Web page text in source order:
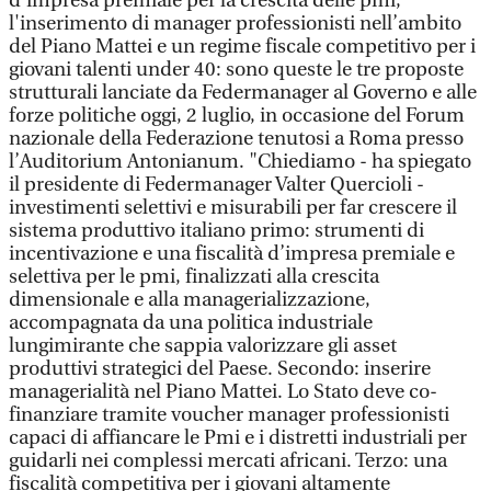
l'inserimento di manager professionisti nell’ambito
del Piano Mattei e un regime fiscale competitivo per i
giovani talenti under 40: sono queste le tre proposte
strutturali lanciate da Federmanager al Governo e alle
forze politiche oggi, 2 luglio, in occasione del Forum
nazionale della Federazione tenutosi a Roma presso
l’Auditorium Antonianum. "Chiediamo - ha spiegato
il presidente di Federmanager Valter Quercioli -
investimenti selettivi e misurabili per far crescere il
sistema produttivo italiano primo: strumenti di
incentivazione e una fiscalità d’impresa premiale e
selettiva per le pmi, finalizzati alla crescita
dimensionale e alla managerializzazione,
accompagnata da una politica industriale
lungimirante che sappia valorizzare gli asset
produttivi strategici del Paese. Secondo: inserire
managerialità nel Piano Mattei. Lo Stato deve co-
finanziare tramite voucher manager professionisti
capaci di affiancare le Pmi e i distretti industriali per
guidarli nei complessi mercati africani. Terzo: una
fiscalità competitiva per i giovani altamente